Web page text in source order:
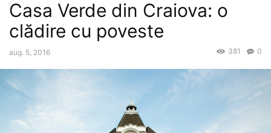
Casa Verde din Craiova: o
clădire cu poveste
aug. 5, 2016 0
381